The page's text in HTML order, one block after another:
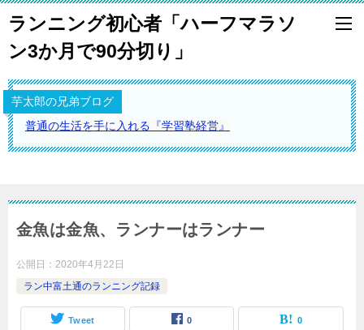
ランニング初心者「ハーフマラソ
ン3か月で90分切り」
芋太郎の兄弟ブログ
普通の生活を手に入れる『学習塾経営』
金魚は金魚、ランナーはランナー
公開日： 2020年4月22日
ラン中富土通のランニング記録
Tweet 0 0